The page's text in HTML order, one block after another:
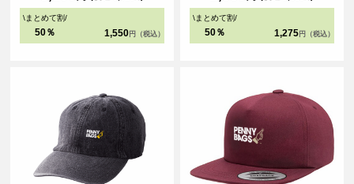
\まとめて割/
50％ 1,550 円（税込）
\まとめて割/
50％ 1,275 円（税込）